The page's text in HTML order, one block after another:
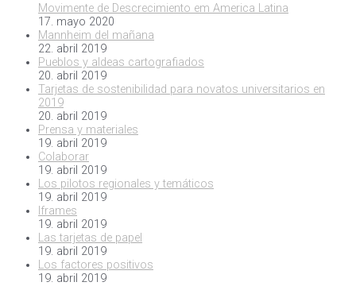
Movimente de Descrecimiento em America Latina
17. mayo 2020
Mannheim del mañana
22. abril 2019
Pueblos y aldeas cartografiados
20. abril 2019
Tarjetas de sostenibilidad para novatos universitarios en
2019
20. abril 2019
Prensa y materiales
19. abril 2019
Colaborar
19. abril 2019
Los pilotos regionales y temáticos
19. abril 2019
Iframes
19. abril 2019
Las tarjetas de papel
19. abril 2019
Los factores positivos
19. abril 2019